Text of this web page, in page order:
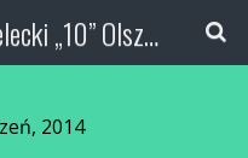
Warmiński Klub Strzelecki „10” Olsztyn
2014